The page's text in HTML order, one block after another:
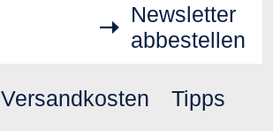
Newsletter
abbestellen
Versandkosten
Tipps